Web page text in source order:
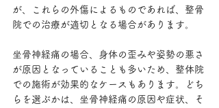
が、これらの外傷によるものであれば、整骨
院での治療が適切となる場合があります。
坐骨神経痛の場合、身体の歪みや姿勢の悪さ
が原因となっていることも多いため、整体院
での施術が効果的なケースもあります。どち
らを選ぶかは、坐骨神経痛の原因や症状、そ